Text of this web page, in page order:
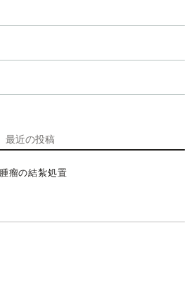
最近の投稿
瘤の結紮処置